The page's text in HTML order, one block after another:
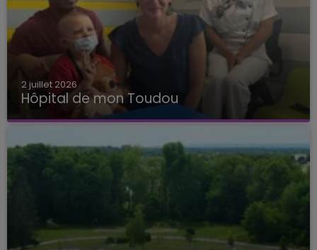
2 juillet 2026
Hôpital de mon Toudou
Hôpital de mon Toudou